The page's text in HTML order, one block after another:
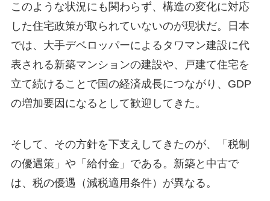
このような状況にも関わらず、構造の変化に対応
した住宅政策が取られていないのが現状だ。日本
では、大手デベロッパーによるタワマン建設に代
表される新築マンションの建設や、戸建て住宅を
立て続けることで国の経済成長につながり、GDP
の増加要因になるとして歓迎してきた。
そして、その方針を下支えしてきたのが、「税制
の優遇策」や「給付金」である。新築と中古で
は、税の優遇（減税適用条件）が異なる。